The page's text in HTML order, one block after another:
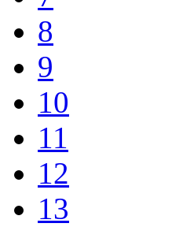
8
9
10
11
12
13